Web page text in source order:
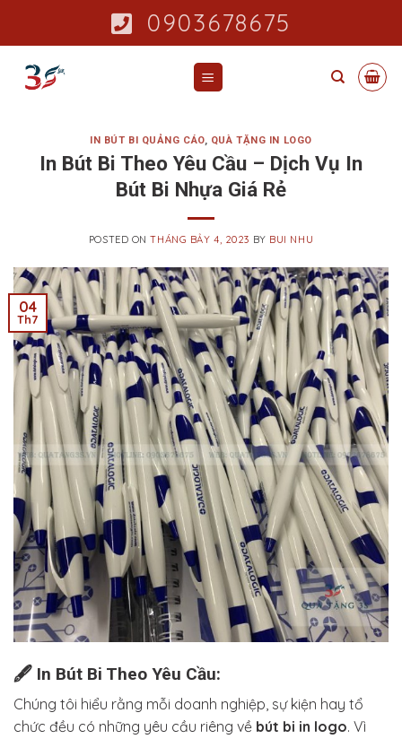
0903678675
IN BÚT BI QUẢNG CÁO, QUÀ TẶNG IN LOGO
In Bút Bi Theo Yêu Cầu – Dịch Vụ In
Bút Bi Nhựa Giá Rẻ
POSTED ONTHÁNG BẢY 4, 2023 BY BUI NHU
04
Th7
🖋️ In Bút Bi Theo Yêu Cầu:
Chúng tôi hiểu rằng mỗi doanh nghiệp, sự kiện hay tổ
chức đều có những yêu cầu riêng về bút bi in logo. Vì